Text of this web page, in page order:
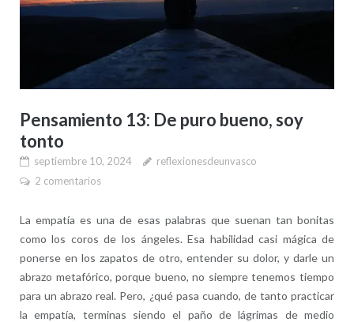
Pensamiento 13: De puro bueno, soy
tonto
septiembre 10, 2024
reflexionesdeunvasco
2 comentarios
La empatía es una de esas palabras que suenan tan bonitas
como los coros de los ángeles. Esa habilidad casi mágica de
ponerse en los zapatos de otro, entender su dolor, y darle un
abrazo metafórico, porque bueno, no siempre tenemos tiempo
para un abrazo real. Pero, ¿qué pasa cuando, de tanto practicar
la empatía, terminas siendo el paño de lágrimas de medio